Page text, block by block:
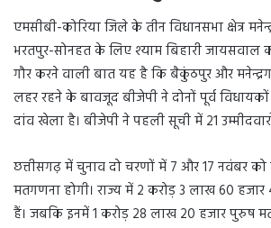
एमसीबी-कोरिया जिले के तीन विधानसभा क्षेत्र
भरतपुर-सोनहत के लिए श्याम बिहारी जायसवाल
गौर करने वाली बात यह है कि बैकुंठपुर और
लहर रहने के बावजूद बीजेपी ने दोनों पूर्व
दांव खेला है। बीजेपी ने पहली सूची में 21
छत्तीसगढ़ में चुनाव दो चरणों में 7 और 17 नवंबर को
मतगणना होगी। राज्य में 2 करोड़ 3 लाख 60
हैं। जबकि इनमें 1 करोड़ 28 लाख 20 हजार पुरुष